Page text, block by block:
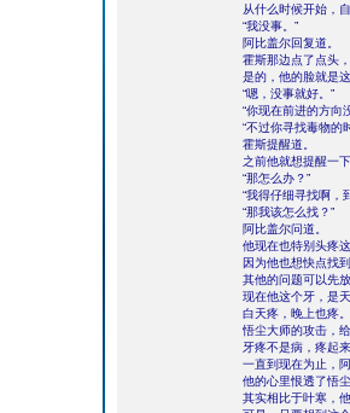
从什么时候开始，
“我没事。”
阿比盖尔回复道。
霍斯那边点了点头
是的，他的脸就是
“嗯，没事就好。”
“你现在前进的方向
“不过你寻找毒物的
霍斯提醒道。
之前他就想提醒一
“那怎么办？”
“我得仔细寻找啊，
“那我该怎么找？”
阿比盖尔问道。
他现在也特别头疼
因为他也想快点找
其他的问题可以先
现在他这个牙，是
白天疼，晚上也疼。
悟尘大师的攻击，
牙疼不是病，疼起
一直到现在为止，
他的心里恨透了悟
其实相比于叶寒，